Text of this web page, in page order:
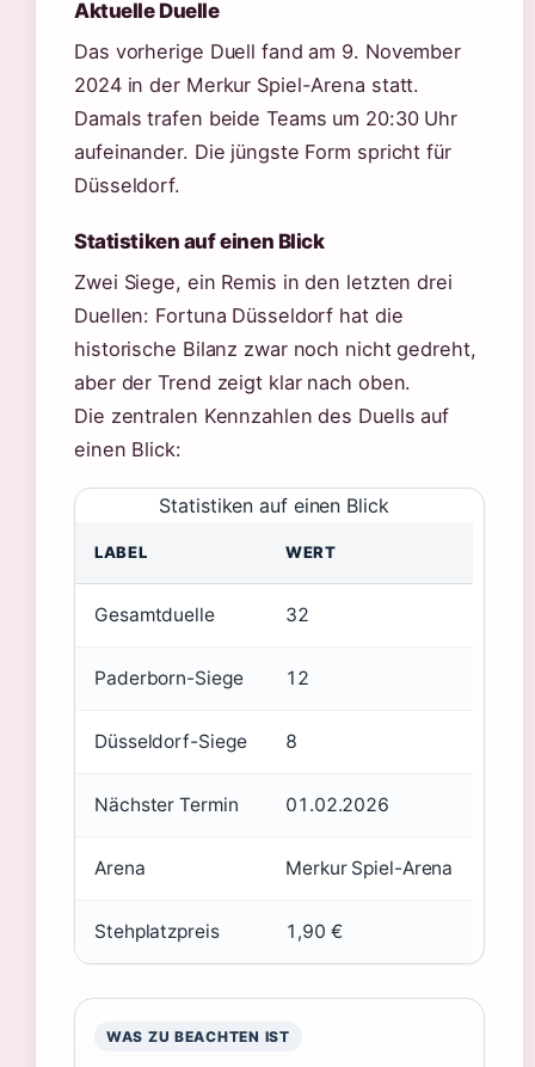
Aktuelle Duelle
Das vorherige Duell fand am 9. November
2024 in der Merkur Spiel-Arena statt.
Damals trafen beide Teams um 20:30 Uhr
aufeinander. Die jüngste Form spricht für
Düsseldorf.
Statistiken auf einen Blick
Zwei Siege, ein Remis in den letzten drei
Duellen: Fortuna Düsseldorf hat die
historische Bilanz zwar noch nicht gedreht,
aber der Trend zeigt klar nach oben.
Die zentralen Kennzahlen des Duells auf
einen Blick:
Statistiken auf einen Blick
LABEL WERT
Gesamtduelle 32
Paderborn-Siege 12
Düsseldorf-Siege 8
Nächster Termin 01.02.2026
Arena Merkur Spiel-Arena
Stehplatzpreis 1,90 €
WAS ZU BEACHTEN IST